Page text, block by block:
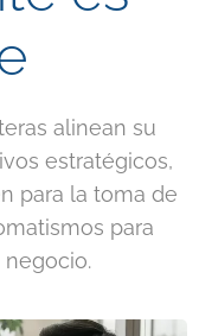
alinean su
estratégicos,
para la toma de
para